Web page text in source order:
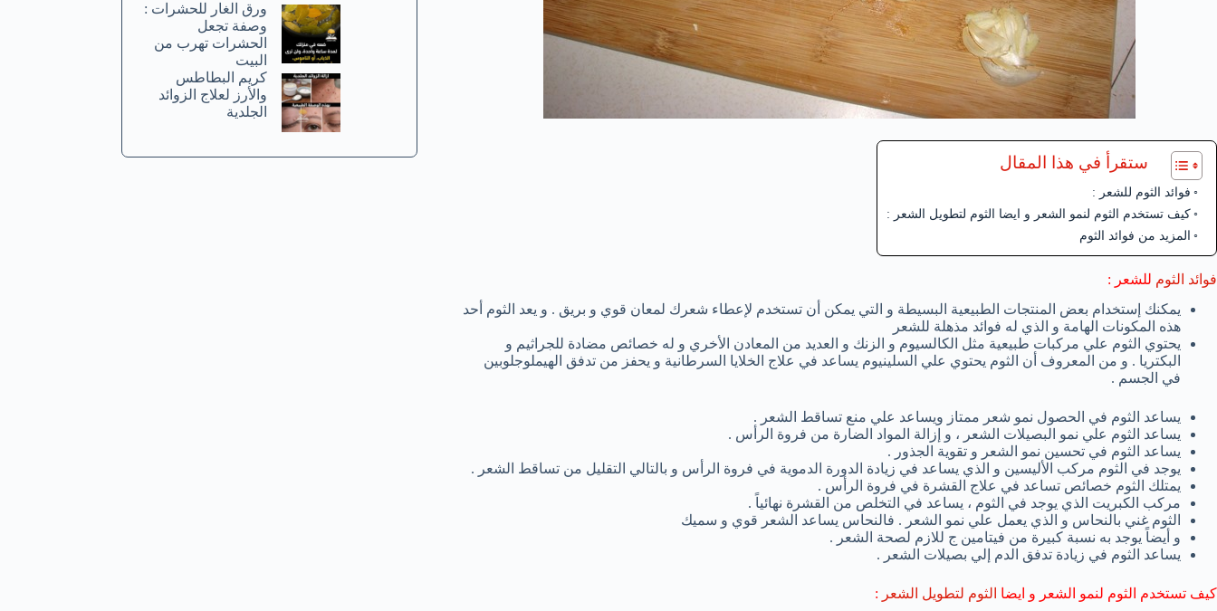
ستقرأ في هذا المقال
فوائد الثوم للشعر :
كيف تستخدم الثوم لنمو الشعر و ايضا الثوم لتطويل الشعر :
المزيد من فوائد الثوم
فوائد الثوم للشعر :
يمكنك إستخدام بعض المنتجات الطبيعية البسيطة و التي يمكن أن تستخدم لإعطاء شعرك لمعان قوي و بريق . و يعد الثوم أحد
هذه المكونات الهامة و الذي له فوائد مذهلة للشعر
يحتوي الثوم علي مركبات طبيعية مثل الكالسيوم و الزنك و العديد من المعادن الأخري و له خصائص مضادة للجراثيم و
البكتريا . و من المعروف أن الثوم يحتوي علي السلينيوم يساعد في علاج الخلايا السرطانية و يحفز من تدفق الهيملوجلوبين
في الجسم .
يساعد الثوم في الحصول نمو شعر ممتاز ويساعد علي منع تساقط الشعر .
يساعد الثوم علي نمو البصيلات الشعر ، و إزالة المواد الضارة من فروة الرأس .
يساعد الثوم في تحسين نمو الشعر و تقوية الجذور .
يوجد في الثوم مركب الأليسين و الذي يساعد في زيادة الدورة الدموية في فروة الرأس و بالتالي التقليل من تساقط الشعر .
يمتلك الثوم خصائص تساعد في علاج القشرة في فروة الرأس .
مركب الكبريت الذي يوجد في الثوم ، يساعد في التخلص من القشرة نهائياً .
الثوم غني بالنحاس و الذي يعمل علي نمو الشعر . فالنحاس يساعد الشعر قوي و سميك
و أيضاً يوجد به نسبة كبيرة من فيتامين ج للازم لصحة الشعر .
يساعد الثوم في زيادة تدفق الدم إلي بصيلات الشعر .
كيف تستخدم الثوم لنمو الشعر و ايضا الثوم لتطويل الشعر :
ورق الغار للحشرات :
وصفة تجعل
الحشرات تهرب من
البيت
كريم البطاطس
والأرز لعلاج الزوائد
الجلدية